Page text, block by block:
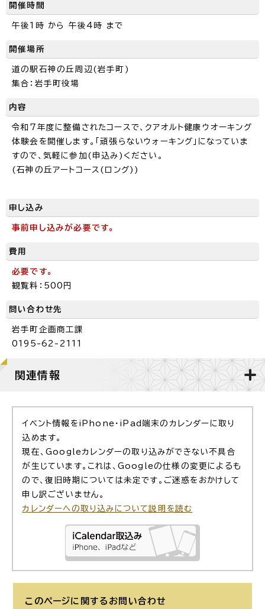
開催時間
午後1時 から 午後4時 まで
開催場所
道の駅石神の丘周辺(岩手町)
集合：岩手町役場
内容
令和7年度に整備されたコースで、クアオルト健康ウオーキング
体験会を開催します。「頑張らないウォーキング」になっていま
すので、気軽に参加(申込み)ください。
(石神の丘アートコース(ロング))
申し込み
事前申し込みが必要です。
費用
必要です。
観覧料：500円
問い合わせ先
岩手町企画商工課
0195-62-2111
関連情報
イベント情報をiPhone・iPad端末のカレンダーに取り
込めます。
現在、Googleカレンダーの取り込みができない不具合
が生じています。これは、Googleの仕様の変更によるも
ので、復旧時期については未定です。ご迷惑をおかけして
申し訳ございません。
カレンダーへの取り込みについて説明を読む
このページに関する お問い合わせ